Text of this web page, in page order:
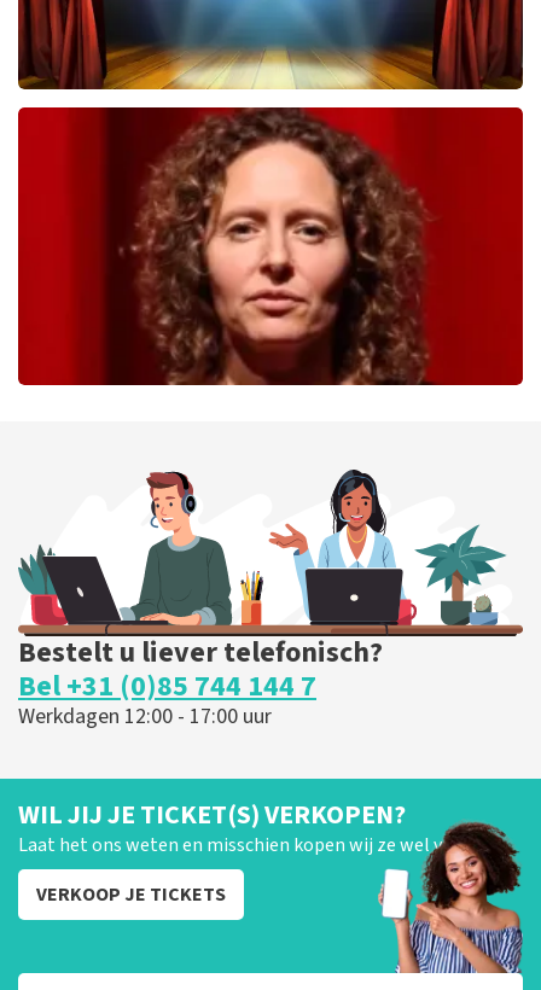
40 45 De Musical
laatste 30 minuten
BESTEL NU
BESTEL NU
Bestelt u liever telefonisch?
Bel +31 (0)85 744 144 7
Werkdagen 12:00 - 17:00 uur
WIL JIJ JE TICKET(S) VERKOPEN?
Laat het ons weten en misschien kopen wij ze wel van je!
VERKOOP JE TICKETS